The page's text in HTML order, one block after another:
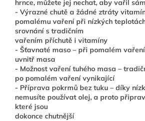
hrnce, můžete jej nechat, aby vařil sám
- Výrazné chutě a žádné ztráty
pomalému vaření při nízkých
srovnání s tradičním
vařením příchutě i vitamíny
- Šťavnaté maso – při pomalém
uvnitř masa
- Možnost vaření tuhého masa –
po pomalém vaření vynikající
- Příprava pokrmů bez tuku – díky
nemusíte používat olej, a proto
které jsou
dokonce chutnější